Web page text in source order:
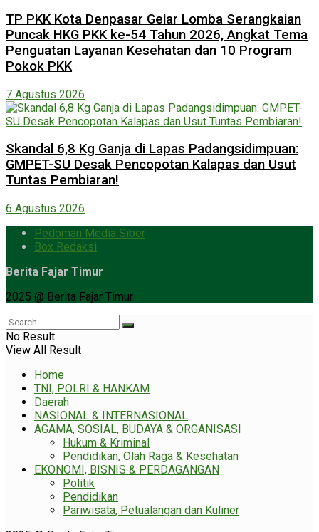
TP PKK Kota Denpasar Gelar Lomba Serangkaian
Puncak HKG PKK ke-54 Tahun 2026, Angkat Tema
Penguatan Layanan Kesehatan dan 10 Program
Pokok PKK
7 Agustus 2026
Skandal 6,8 Kg Ganja di Lapas Padangsidimpuan:
GMPET-SU Desak Pencopotan Kalapas dan Usut
Tuntas Pembiaran!
6 Agustus 2026
Pedoman Media Siber
Box Redaksi
Berita Fajar Timur
2025 @ Berita Fajar Timur
No Result
View All Result
Home
TNI, POLRI & HANKAM
Daerah
NASIONAL & INTERNASIONAL
AGAMA, SOSIAL, BUDAYA & ORGANISASI
Hukum & Kriminal
Pendidikan, Olah Raga & Kesehatan
EKONOMI, BISNIS & PERDAGANGAN
Politik
Pendidikan
Pariwisata, Petualangan dan Kuliner